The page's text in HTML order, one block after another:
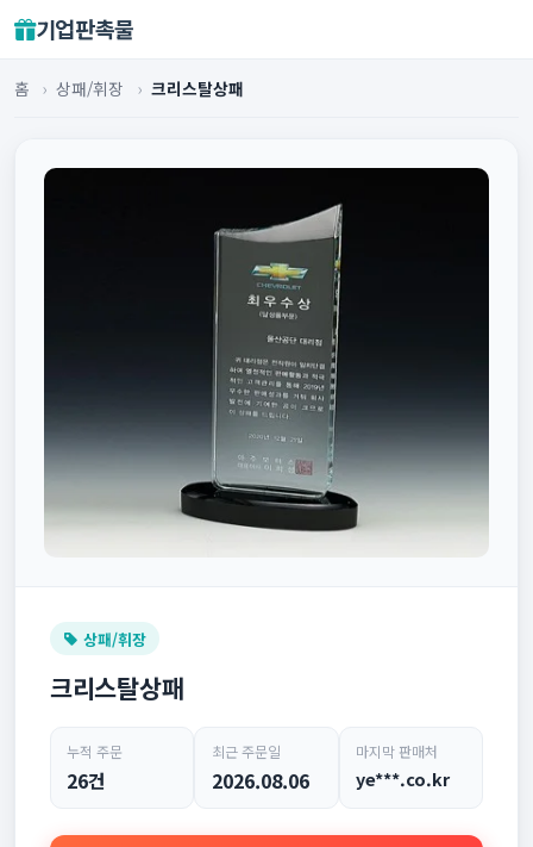
기업판촉물
홈 › 상패/휘장 › 크리스탈상패
상패/휘장
크리스탈상패
누적 주문
26건
최근 주문일
2026.08.06
마지막 판매처
ye***.co.kr